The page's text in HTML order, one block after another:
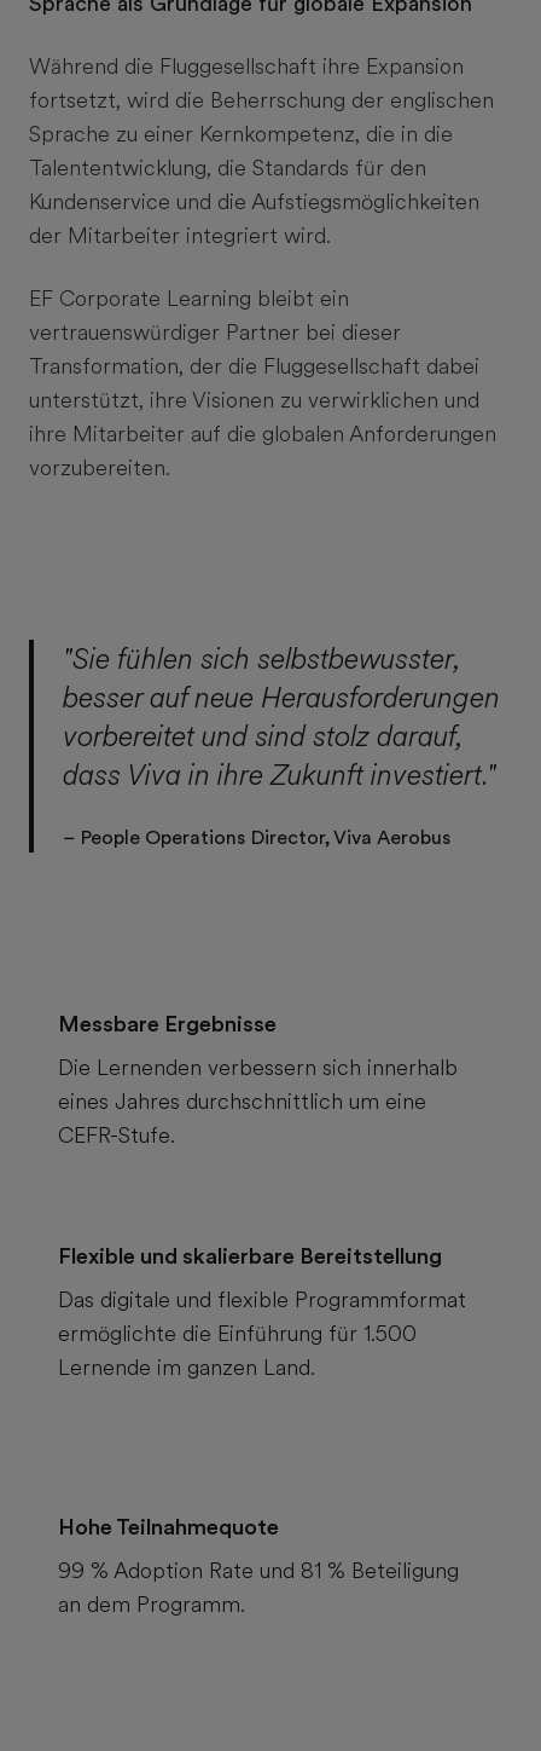
Während die Fluggesellschaft ihre Expansion
fortsetzt, wird die Beherrschung der englischen
Sprache zu einer Kernkompetenz, die in die
Talententwicklung, die Standards für den
Kundenservice und die Aufstiegsmöglichkeiten
der Mitarbeiter integriert wird.
EF Corporate Learning bleibt ein
vertrauenswürdiger Partner bei dieser
Transformation, der die Fluggesellschaft dabei
unterstützt, ihre Visionen zu verwirklichen und
ihre Mitarbeiter auf die globalen Anforderungen
vorzubereiten.
"Sie fühlen sich selbstbewusster,
besser auf neue Herausforderungen
vorbereitet und sind stolz darauf,
dass Viva in ihre Zukunft investiert."
– People Operations Director, Viva Aerobus
Messbare Ergebnisse
Die Lernenden verbessern sich innerhalb
eines Jahres durchschnittlich um eine
CEFR-Stufe.
Flexible und skalierbare Bereitstellung
Das digitale und flexible Programmformat
ermöglichte die Einführung für 1.500
Lernende im ganzen Land.
Hohe Teilnahmequote
99 % Adoption Rate und 81 % Beteiligung
an dem Programm.